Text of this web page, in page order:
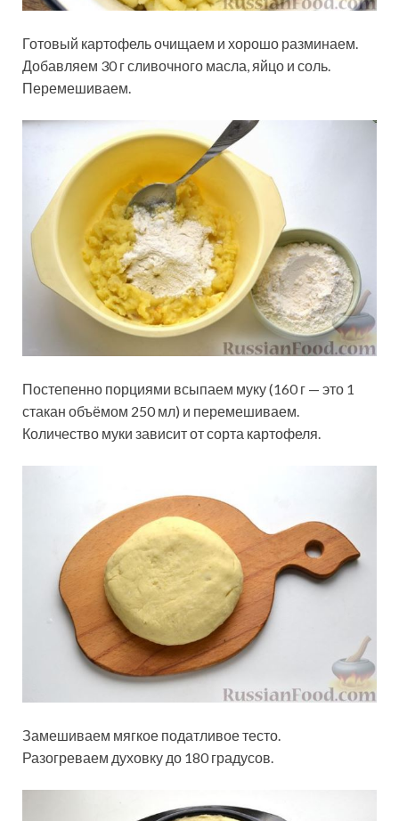
Готовый картофель очищаем и хорошо разминаем.
Добавляем 30 г сливочного масла, яйцо и соль.
Перемешиваем.
Постепенно порциями всыпаем муку (160 г — это 1
стакан объёмом 250 мл) и перемешиваем.
Количество муки зависит от сорта картофеля.
Замешиваем мягкое податливое тесто.
Разогреваем духовку до 180 градусов.